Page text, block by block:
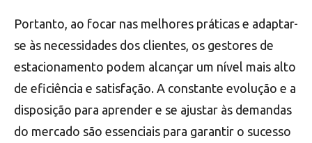
Portanto, ao focar nas melhores práticas e adaptar-
se às necessidades dos clientes, os gestores de
estacionamento podem alcançar um nível mais alto
de eficiência e satisfação. A constante evolução e a
disposição para aprender e se ajustar às demandas
do mercado são essenciais para garantir o sucesso